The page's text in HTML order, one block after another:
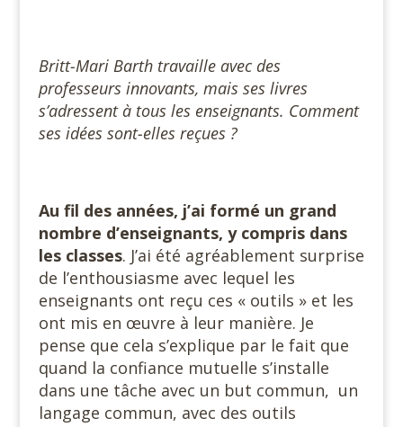
Britt-Mari Barth travaille avec des
professeurs innovants, mais ses livres
s’adressent à tous les enseignants. Comment
ses idées sont-elles reçues ?
Au fil des années, j’ai formé un grand
nombre d’enseignants, y compris dans
les classes. J’ai été agréablement surprise
de l’enthousiasme avec lequel les
enseignants ont reçu ces « outils » et les
ont mis en œuvre à leur manière. Je
pense que cela s’explique par le fait que
quand la confiance mutuelle s’installe
dans une tâche avec un but commun, un
langage commun, avec des outils